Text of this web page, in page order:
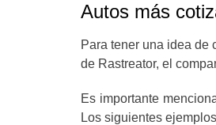
Autos más
Para tener una idea de
de Rastreator, el
Es importante
Los siguientes